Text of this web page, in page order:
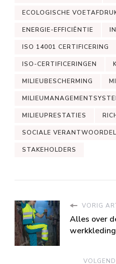
ECOLOGISCHE
ENERGIE-EFFICIËNTIE
ISO 14001 CERTIFICERING
ISO-CERTIFICERINGEN
MILIEUBESCHERMING
MILIEUPRESTATIES
SOCIALE
STAKEHOLDERS
VORIG
Alles over